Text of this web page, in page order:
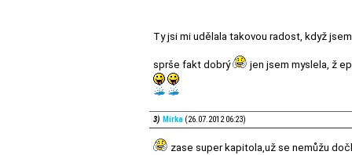
Ty jsi mi udělala takovou radost, když
sprše fakt dobrý jen jsem myslela, ž
3) Mirka (26.07.2012 06:23)
zase super kapitola,už se nemůžu